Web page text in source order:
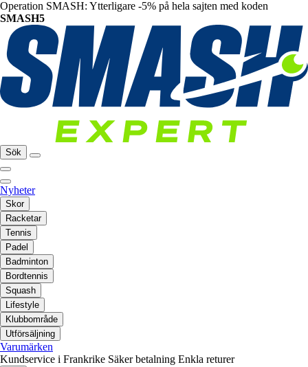
Operation SMASH: Ytterligare -5% på hela sajten med koden
SMASH5
Sök
Nyheter
Skor
Racketar
Tennis
Padel
Badminton
Bordtennis
Squash
Lifestyle
Klubbområde
Utförsäljning
Varumärken
Kundservice i Frankrike Säker betalning Enkla returer